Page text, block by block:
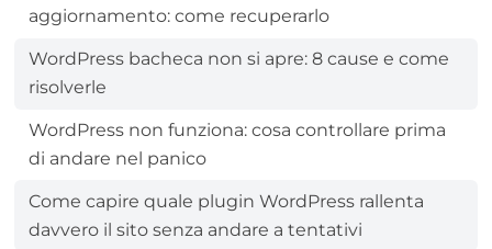
aggiornamento: come recuperarlo
WordPress bacheca non si apre: 8 cause e come
risolverle
WordPress non funziona: cosa controllare prima
di andare nel panico
Come capire quale plugin WordPress rallenta
davvero il sito senza andare a tentativi